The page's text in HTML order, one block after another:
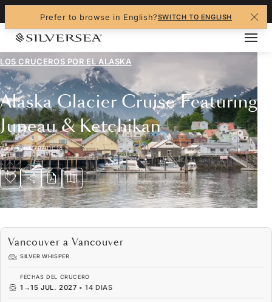
Prefer to browse in English?SWITCH TO ENGLISH
LOS CRUCEROS POR EL ALASKA
Alaska Glacier Cruise Featuring
Juneau & Ketchikan
Viaje#WH270701C14
Vancouver a Vancouver
SILVER WHISPER
FECHAS DEL CRUCERO
1 →15 JUL. 2027 •14 DIAS